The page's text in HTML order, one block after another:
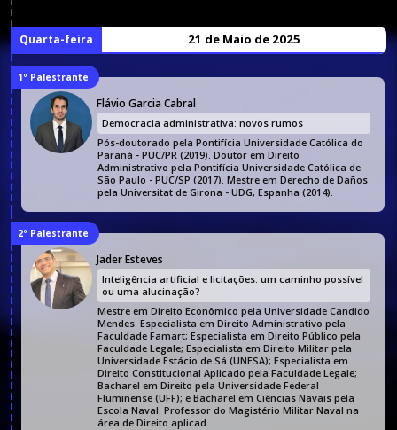
Quarta-feira 21 de Maio de 2025
1º Palestrante
Flávio Garcia Cabral
Democracia administrativa: novos rumos
Pós-doutorado pela Pontifícia Universidade Católica do
Paraná - PUC/PR (2019). Doutor em Direito
Administrativo pela Pontifícia Universidade Católica de
São Paulo - PUC/SP (2017). Mestre em Derecho de Daños
pela Universitat de Girona - UDG, Espanha (2014).
2º Palestrante
Jader Esteves
Inteligência artificial e licitações: um caminho possível
ou uma alucinação?
Mestre em Direito Econômico pela Universidade Candido
Mendes. Especialista em Direito Administrativo pela
Faculdade Famart; Especialista em Direito Público pela
Faculdade Legale; Especialista em Direito Militar pela
Universidade Estácio de Sá (UNESA); Especialista em
Direito Constitucional Aplicado pela Faculdade Legale;
Bacharel em Direito pela Universidade Federal
Fluminense (UFF); e Bacharel em Ciências Navais pela
Escola Naval. Professor do Magistério Militar Naval na
área de Direito aplicad